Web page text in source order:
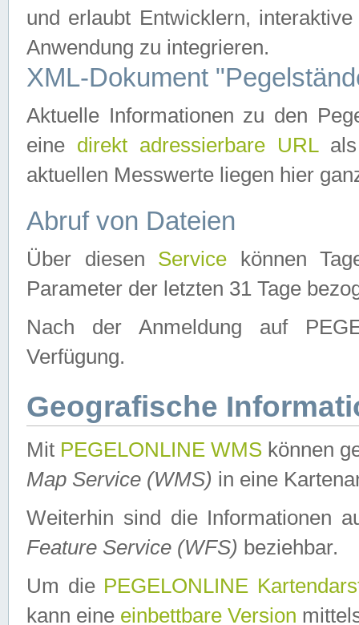
und erlaubt Entwicklern,
Anwendung zu integrieren.
XML-Dokument
Aktuelle Informationen zu den
eine direkt adressierbare URLals
aktuellen Messwerte liegen hier
Abruf von Dateien
Über diesen Service können
Parameter der letzten 31 Tage
Nach der Anmeldung auf
Verfügung.
Geografische
Mit PEGELONLINE WMS können
Map Service (WMS) in eine
Weiterhin sind die Informationen
Feature Service (WFS) beziehbar.
Um die PEGELONLINE
kann eine einbettbare Version